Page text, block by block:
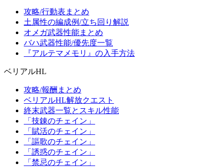
攻略/行動表まとめ
土属性の編成例/立ち回り解説
オメガ武器性能まとめ
バハ武器性能/優先度一覧
『アルテマメモリ』の入手方法
ベリアルHL
攻略/報酬まとめ
ベリアルHL解放クエスト
終末武器一覧とスキル性能
「技錬のチェイン」
「賦活のチェイン」
「謳歌のチェイン」
「誘惑のチェイン」
「禁忌のチェイン」